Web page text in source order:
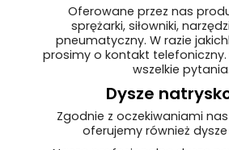
Oferowane przez nas
sprężarki, siłowniki,
pneumatyczny. W razie
prosimy o kontakt
wszelkie pytania.
Dysze
Zgodnie z oczekiwaniami
oferujemy również